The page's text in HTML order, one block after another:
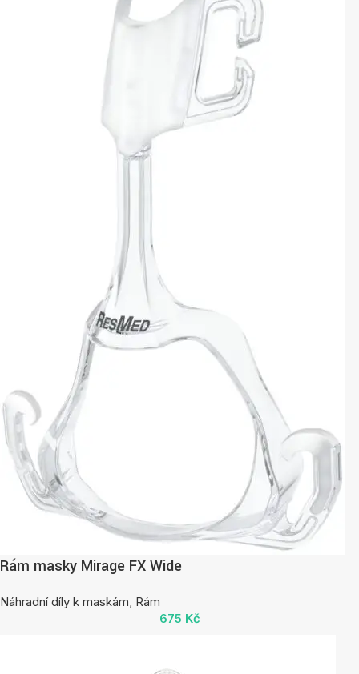
Rám masky Mirage FX Wide
Náhradní díly k maskám, Rám
675 Kč